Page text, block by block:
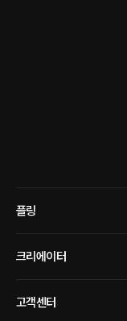
플링
크리에이터
고객센터